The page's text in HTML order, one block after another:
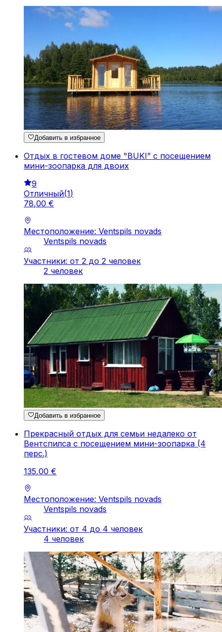
Добавить в избранное
Отдых в гостевом доме "BUKI” c посещением
мини-зоопарка для двоих
9
Отличный(1)
78,00 €
Местоположение: Ventspils novads
Ventspils novads
Участники: от 2 до 2 человек
2 человек
Добавить в избранное
Прекрасный отдых для семьи недалеко от
Вентспилса с посещением мини-зоопарка (4
перс.)
135,00 €
Местоположение: Ventspils novads
Ventspils novads
Участники: от 4 до 4 человек
4 человек